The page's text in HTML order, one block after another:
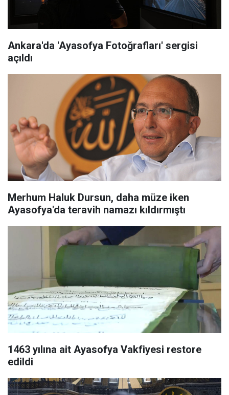
Ankara'da 'Ayasofya Fotoğrafları' sergisi
açıldı
Merhum Haluk Dursun, daha müze iken
Ayasofya'da teravih namazı kıldırmıştı
1463 yılına ait Ayasofya Vakfiyesi restore
edildi